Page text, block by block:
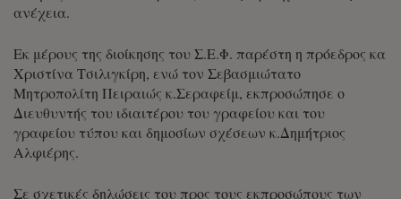
ανέχεια.
Εκ μέρους της διοίκησης του Σ.Ε.Φ. παρέστη η πρόεδρος κα
Χριστίνα Τσιλιγκίρη, ενώ τον Σεβασμιώτατο
Μητροπολίτη Πειραιώς κ.Σεραφείμ, εκπροσώπησε ο
Διευθυντής του ιδιαιτέρου του γραφείου και του
γραφείου τύπου και δημοσίων σχέσεων κ.Δημήτριος
Αλφιέρης.
Σε σχετικές δηλώσεις του προς τους εκπροσώπους των